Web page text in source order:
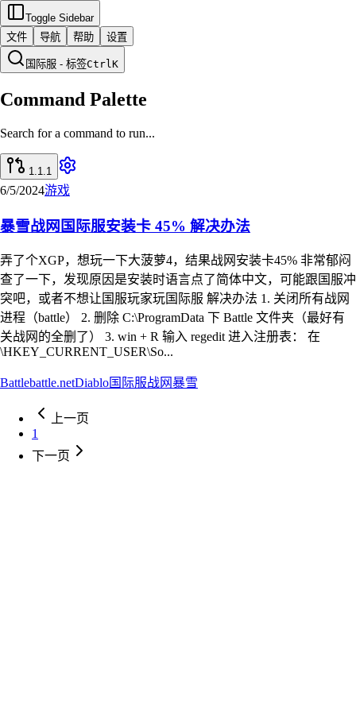
Toggle Sidebar
文件
导航 帮助 设置
国际服 - 标签CtrlK
Command Palette
Search for a command to run...
1.1.1
6/5/2024游戏
暴雪战网国际服安装卡 45% 解决办法
弄了个XGP，想玩一下大菠萝4，结果战网安装卡45% 非常郁闷
查了一下，发现原因是安装时语言点了简体中文，可能跟国服冲
突吧，或者不想让国服玩家玩国际服 解决办法 1. 关闭所有战网
进程（battle） 2. 删除 C:\ProgramData 下 Battle 文件夹（最好有
关战网的全删了） 3. win + R 输入 regedit 进入注册表： 在
\HKEY_CURRENT_USER\So...
Battlebattle.netDiablo国际服战网暴雪
上一页
1
下一页